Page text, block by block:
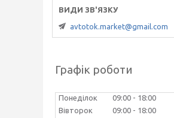
avtotok.market@gmail.com
Графік роботи
Понеділок 09:00
18:00
Вівторок
09:00
18:00